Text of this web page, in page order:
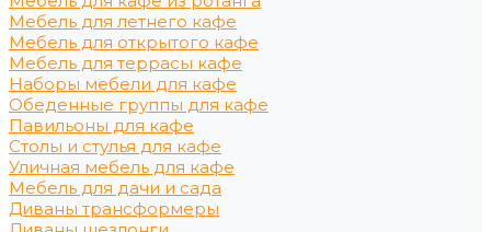
Мебель для летнего кафе
Мебель для открытого кафе
Мебель для террасы кафе
Наборы мебели для кафе
Обеденные группы для кафе
Павильоны для кафе
Столы и стулья для кафе
Уличная мебель для кафе
Мебель для дачи и сада
Диваны трансформеры